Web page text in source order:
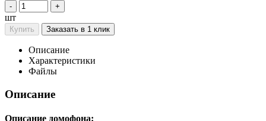
- +
шт
Купить Заказать в 1 клик
Описание
Характеристики
Файлы
Описание
Описание домофона: